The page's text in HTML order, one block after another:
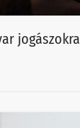
jogászokra